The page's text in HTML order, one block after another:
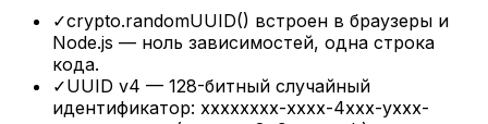
✓crypto.randomUUID() встроен в браузеры и
Node.js — ноль зависимостей, одна строка
кода.
✓UUID v4 — 128-битный случайный
идентификатор: xxxxxxxx-xxxx-4xxx-yxxx-